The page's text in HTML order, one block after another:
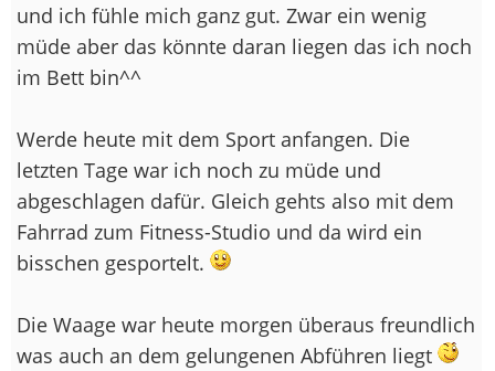
und ich fühle mich ganz gut. Zwar ein wenig
müde aber das könnte daran liegen das ich noch
im Bett bin^^
Werde heute mit dem Sport anfangen. Die
letzten Tage war ich noch zu müde und
abgeschlagen dafür. Gleich gehts also mit dem
Fahrrad zum Fitness-Studio und da wird ein
bisschen gesportelt.
Die Waage war heute morgen überaus freundlich
was auch an dem gelungenen Abführen liegt